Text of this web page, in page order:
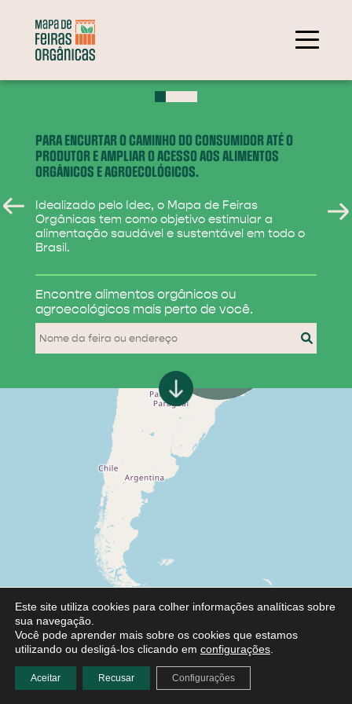
PARA ENCURTAR O CAMINHO DO CONSUMIDOR ATÉ O
PRODUTOR E AMPLIAR O ACESSO AOS ALIMENTOS
ORGÂNICOS E AGROECOLÓGICOS.
Idealizado pelo Idec, o Mapa de Feiras
Orgânicas tem como objetivo estimular a
alimentação saudável e sustentável em todo o
Brasil.
Encontre alimentos orgânicos ou
agroecológicos mais perto de você.
284
31
Este site utiliza cookies para colher informações analíticas sobre
sua navegação.
Você pode aprender mais sobre os cookies que estamos
utilizando ou desligá-los clicando em configurações
Aceitar Recusar Configurações